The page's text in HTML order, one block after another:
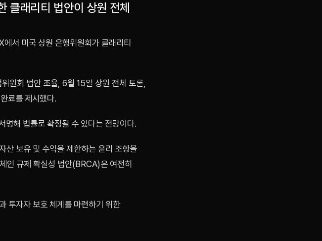
클래리티 법안이 상원 전체
서 미국 상원 은행위원회가 클래리티
원회 법안 조율, 6월 15일 상원 전체 토론,
료를 제시했다.
명해 법률로 확정될 수 있다는 전망이다.
산 보유 및 수익을 제한하는 윤리 조항을
인 규제 확실성 법안(BRCA)은 여전히
투자자 보호 체계를 마련하기 위한